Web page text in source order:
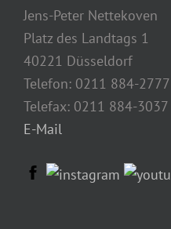
Jens-Peter Nettekoven
Platz des Landtags 1
40221 Düsseldorf
Telefon: 0211 884-2777
Telefax: 0211 884-3037
E-Mail